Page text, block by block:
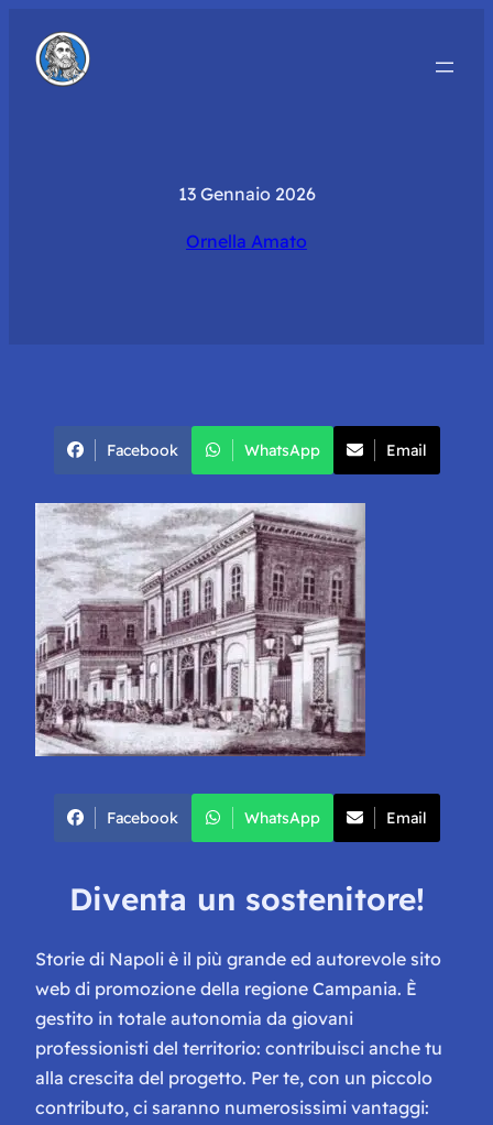
13 Gennaio 2026
Ornella Amato
Facebook WhatsApp Email
Facebook WhatsApp Email
Diventa un sostenitore!
Storie di Napoli è il più grande ed autorevole sito
web di promozione della regione Campania. È
gestito in totale autonomia da giovani
professionisti del territorio: contribuisci anche tu
alla crescita del progetto. Per te, con un piccolo
contributo, ci saranno numerosissimi vantaggi: